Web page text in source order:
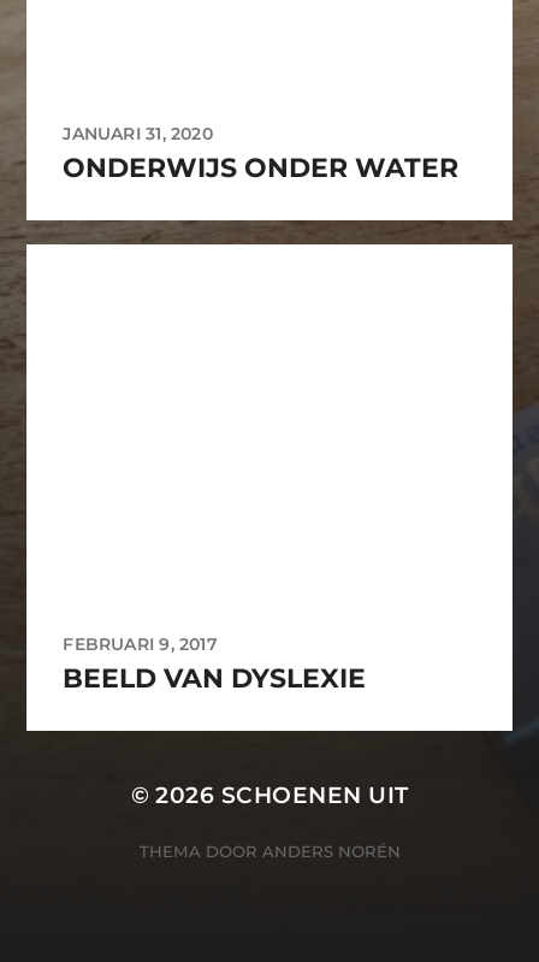
JANUARI 31, 2020
ONDERWIJS ONDER WATER
FEBRUARI 9, 2017
BEELD VAN DYSLEXIE
© 2026 SCHOENEN UIT
THEMA DOOR ANDERS NORÉN